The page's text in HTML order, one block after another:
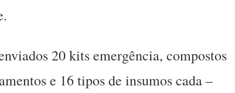
20 kits emergência, compostos
e 16 tipos de insumos cada –